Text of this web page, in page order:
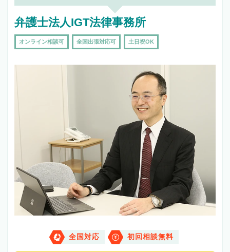
弁護士法人IGT法律事務所
オンライン相談可 全国出張対応可 土日祝OK
全国対応 初回相談無料